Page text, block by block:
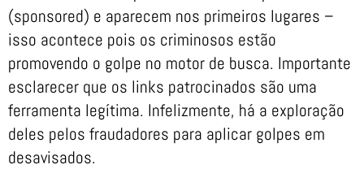
(sponsored) e aparecem nos primeiros lugares –
isso acontece pois os criminosos estão
promovendo o golpe no motor de busca. Importante
esclarecer que os links patrocinados são uma
ferramenta legítima. Infelizmente, há a exploração
deles pelos fraudadores para aplicar golpes em
desavisados.